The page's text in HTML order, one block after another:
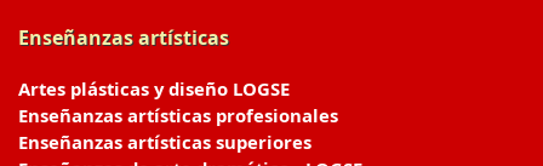
Enseñanzas artísticas
Artes plásticas y diseño LOGSE
Enseñanzas artísticas profesionales
Enseñanzas artísticas superiores